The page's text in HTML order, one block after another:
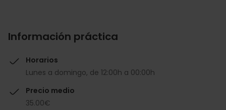
Información práctica
Horarios
Lunes a domingo, de 12:00h a 00:00h
Precio medio
35.00€